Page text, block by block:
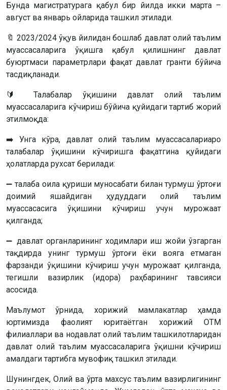
Бунда магистратурага қабул бир йилда икки марта –
август ва январь ойларида ташкил этилади.
🔖 2023/2024 ўқув йилидан бошлаб давлат олий таълим
муассасаларига ўқишга қабул қилишнинг давлат
буюртмаси параметрлари фақат давлат гранти бўйича
тасдиқланади.
🔰 Талабалар ўқишини давлат олий таълим
муассасаларига кўчириш бўйича қуйидаги тартиб жорий
этилмоқда:
➡️ Унга кўра, давлат олий таълим муассасалариаро
талабалар ўқишини кўчиришга фақатгина қуйидаги
ҳолатларда рухсат берилади:
➖ талаба оила қуриши муносабати билан турмуш ўртоғи
доимий яшайдиган ҳудуддаги олий таълим
муассасасига ўқишини кўчириш учун мурожаат
қилганда;
➖ давлат органларининг ходимлари иш жойи ўзгарган
тақдирда унинг турмуш ўртоғи ёки вояга етмаган
фарзанди ўқишини кўчириш учун мурожаат қилганда,
тегишли вазирлик (идора) раҳбарининг тавсияси
асосида.
Маълумот ўрнида, хорижий мамлакатлар ҳамда
юртимизда фаолият юритаётган хорижий ОТМ
филиаллари ва нодавлат олий таълим ташкилотларидан
давлат олий таълим муассасаларига ўқишни кўчириш
амалдаги тартибга мувофиқ ташкил этилади.
Шунингдек, Олий ва ўрта махсус таълим вазирлигининг